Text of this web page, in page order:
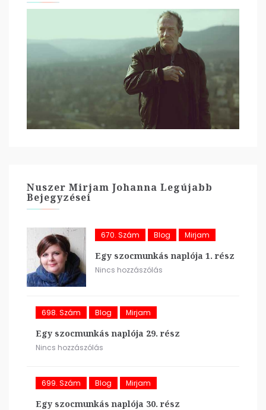
Nuszer Mirjam Johanna Legújabb
Bejegyzései
670. Szám Blog Mirjam
Egy szocmunkás naplója 1. rész
Nincs hozzászólás
698. Szám Blog Mirjam
Egy szocmunkás naplója 29. rész
Nincs hozzászólás
699. Szám Blog Mirjam
Egy szocmunkás naplója 30. rész